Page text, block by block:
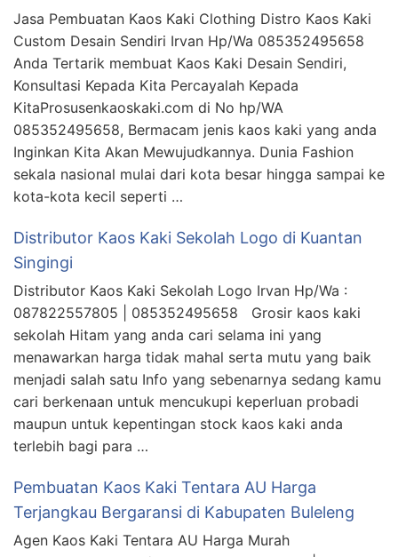
Jasa Pembuatan Kaos Kaki Clothing Distro Kaos Kaki
Custom Desain Sendiri Irvan Hp/Wa 085352495658
Anda Tertarik membuat Kaos Kaki Desain Sendiri,
Konsultasi Kepada Kita Percayalah Kepada
KitaProsusenkaoskaki.com di No hp/WA
085352495658, Bermacam jenis kaos kaki yang anda
Inginkan Kita Akan Mewujudkannya. Dunia Fashion
sekala nasional mulai dari kota besar hingga sampai ke
kota-kota kecil seperti …
Distributor Kaos Kaki Sekolah Logo di Kuantan
Singingi
Distributor Kaos Kaki Sekolah Logo Irvan Hp/Wa :
087822557805 | 085352495658 Grosir kaos kaki
sekolah Hitam yang anda cari selama ini yang
menawarkan harga tidak mahal serta mutu yang baik
menjadi salah satu Info yang sebenarnya sedang kamu
cari berkenaan untuk mencukupi keperluan probadi
maupun untuk kepentingan stock kaos kaki anda
terlebih bagi para …
Pembuatan Kaos Kaki Tentara AU Harga
Terjangkau Bergaransi di Kabupaten Buleleng
Agen Kaos Kaki Tentara AU Harga Murah